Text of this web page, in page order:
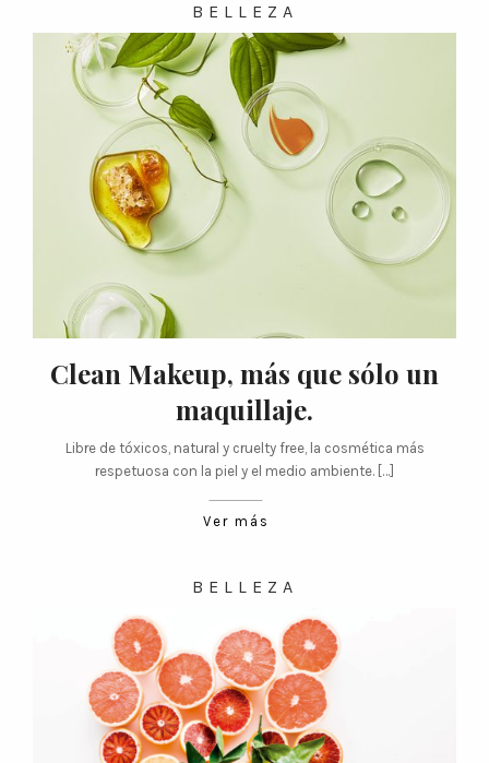
BELLEZA
Clean Makeup, más que sólo un
maquillaje.
Libre de tóxicos, natural y cruelty free, la cosmética más
respetuosa con la piel y el medio ambiente. […]
Ver más
BELLEZA